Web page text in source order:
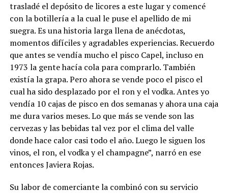
trasladé el depósito de licores a este lugar y comencé
con la botillería a la cual le puse el apellido de mi
suegra. Es una historia larga llena de anécdotas,
momentos difíciles y agradables experiencias. Recuerdo
que antes se vendía mucho el pisco Capel, incluso en
1973 la gente hacía cola para comprarlo. También
existía la grapa. Pero ahora se vende poco el pisco el
cual ha sido desplazado por el ron y el vodka. Antes yo
vendía 10 cajas de pisco en dos semanas y ahora una caja
me dura varios meses. Lo que más se vende son las
cervezas y las bebidas tal vez por el clima del valle
donde hace calor casi todo el año. Luego le siguen los
vinos, el ron, el vodka y el champagne”, narró en ese
entonces Javiera Rojas.
Su labor de comerciante la combinó con su servicio